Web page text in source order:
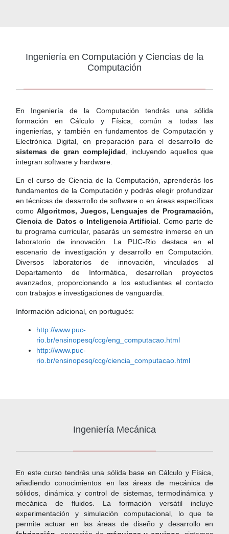
Ingeniería en Computación y Ciencias de la
Computación
En Ingeniería de la Computación tendrás una sólida
formación en Cálculo y Física, común a todas las
ingenierías, y también en fundamentos de Computación y
Electrónica Digital, en preparación para el desarrollo de
sistemas de gran complejidad , incluyendo aquellos que
integran software y hardware.
En el curso de Ciencia de la Computación, aprenderás los
fundamentos de la Computación y podrás elegir profundizar
en técnicas de desarrollo de software o en áreas específicas
como Algoritmos, Juegos, Lenguajes de Programación,
Ciencia de Datos o Inteligencia Artificial . Como parte de
tu programa curricular, pasarás un semestre inmerso en un
laboratorio de innovación. La PUC-Rio destaca en el
escenario de investigación y desarrollo en Computación.
Diversos laboratorios de innovación, vinculados al
Departamento de Informática, desarrollan proyectos
avanzados, proporcionando a los estudiantes el contacto
con trabajos e investigaciones de vanguardia.
Información adicional, en portugués:
http://www.puc-
rio.br/ensinopesq/ccg/eng_computacao.html
http://www.puc-
rio.br/ensinopesq/ccg/ciencia_computacao.html
Ingeniería Mecánica
En este curso tendrás una sólida base en Cálculo y Física,
añadiendo conocimientos en las áreas de mecánica de
sólidos, dinámica y control de sistemas, termodinámica y
mecánica de fluidos. La formación versátil incluye
experimentación y simulación computacional, lo que te
permite actuar en las áreas de diseño y desarrollo en